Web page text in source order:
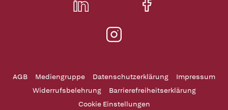
AGB Mediengruppe Datenschutzerklärung
Impressum
Widerrufsbelehrung
Barrierefreiheitserklärung
Cookie Einstellungen